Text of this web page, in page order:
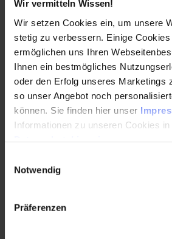
Wir vermitteln Wissen!
Wir setzen Cookies ein, um unsere
stetig zu verbessern. Einige
ermöglichen uns Ihren
Ihnen ein bestmögliches
oder den Erfolg unseres Marketings
so unser Angebot noch
können. Sie finden hier unser
Informationen zu unseren Cookies in
Notwendig
Präferenzen
Jasmin Habel
+49 211/ 6214-213
vdi.de